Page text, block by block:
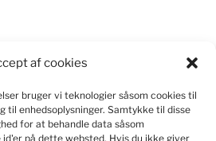
af cookies
bruger vi teknologier såsom cookies til
til enhedsoplysninger. Samtykke til disse
for at behandle data såsom
på dette websted. Hvis du ikke giver
PRESS
spørgsmål om indlæg og